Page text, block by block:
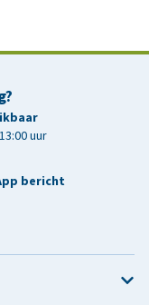
uur
bericht